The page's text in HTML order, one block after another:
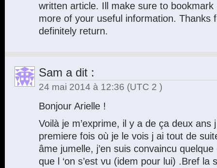
written article. Ill make sure to
more of your useful information. Thanks
definitely return.
Sam a dit :
24 mai 2014 à 12:36 (UTC 2 )
Bonjour Arielle !
Voilà je m’exprime, il y a de ça deux ans
premiere fois où je le vois j ai tout de
âme jumelle, j’en suis convaincu
que l ‘on s’est vu (idem pour lui) .Bref la